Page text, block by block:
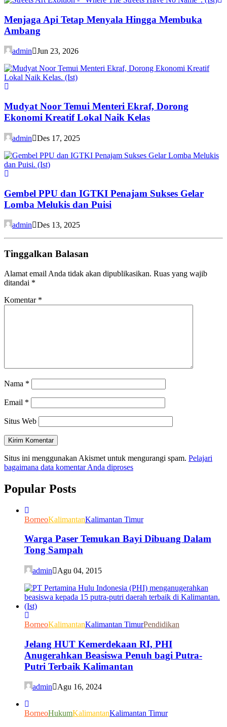
Menjaga Api Tetap Menyala Hingga Membuka
Ambang
admin Jun 23, 2026
Mudyat Noor Temui Menteri Ekraf, Dorong
Ekonomi Kreatif Lokal Naik Kelas
admin Des 17, 2025
Gembel PPU dan IGTKI Penajam Sukses Gelar
Lomba Melukis dan Puisi
admin Des 13, 2025
Tinggalkan Balasan
Alamat email Anda tidak akan dipublikasikan. Ruas yang wajib
ditandai *
Komentar *
Nama *
Email *
Situs Web
Situs ini menggunakan Akismet untuk mengurangi spam. Pelajari
bagaimana data komentar Anda diproses
Popular Posts
BorneoKalimantanKalimantan Timur
Warga Paser Temukan Bayi Dibuang Dalam
Tong Sampah
admin Agu 04, 2015
BorneoKalimantanKalimantan TimurPendidikan
Jelang HUT Kemerdekaan RI, PHI
Anugerahkan Beasiswa Penuh bagi Putra-
Putri Terbaik Kalimantan
admin Agu 16, 2024
BorneoHukumKalimantanKalimantan Timur